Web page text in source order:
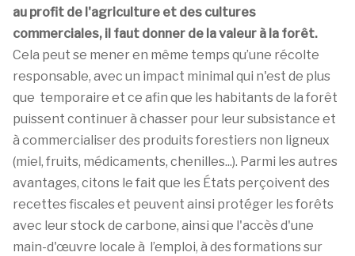
au profit de l'agriculture et des cultures
commerciales, il faut donner de la valeur à la forêt.
Cela peut se mener en même temps qu’une récolte
responsable, avec un impact minimal qui n'est de plus
que temporaire et ce afin que les habitants de la forêt
puissent continuer à chasser pour leur subsistance et
à commercialiser des produits forestiers non ligneux
(miel, fruits, médicaments, chenilles...). Parmi les autres
avantages, citons le fait que les États perçoivent des
recettes fiscales et peuvent ainsi protéger les forêts
avec leur stock de carbone, ainsi que l'accès d'une
main-d'œuvre locale à l’emploi, à des formations sur